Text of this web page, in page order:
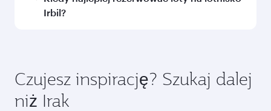
PLN 2209
29 wrz 2026 - 07 paź 2026 Wiedeń